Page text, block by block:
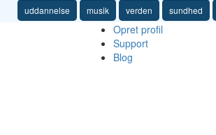
uddannelse musik verden sundhed
Opret profil
Support
Blog